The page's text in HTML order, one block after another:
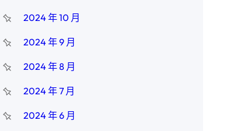
2024 年 10 月
2024 年 9 月
2024 年 8 月
2024 年 7 月
2024 年 6 月